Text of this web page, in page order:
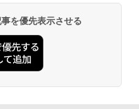
を優先表示させる